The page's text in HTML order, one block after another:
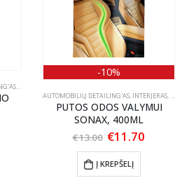
,ŠEPEČIAI / TEPTUKAI
-10%
AUTOMOBILIŲ DETAILING'AS, INTERJERAS, ODOS
PUTOS ODOS VALYMUI
SONAX, 400ML
€13.00 Original
was:
€13.00.
€11.70
Į KREPŠELĮ